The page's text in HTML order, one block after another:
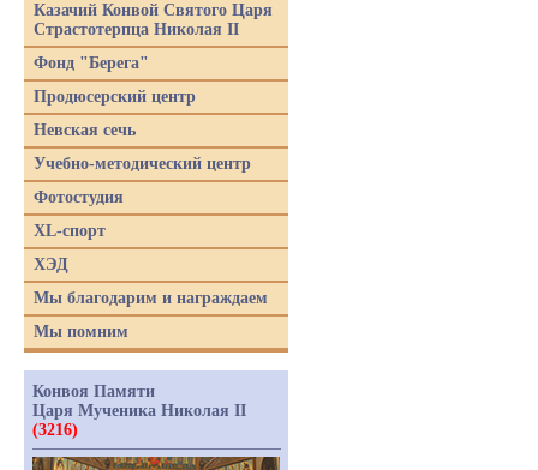
Казачий Конвой Святого Царя
Страстотерпца Николая II
Фонд "Берега"
Продюсерский центр
Невская сечь
Учебно-методический центр
Фотостудия
XL-спорт
ХЭД
Мы благодарим и награждаем
Мы помним
Конвоя Памяти
Царя Мученика Николая II
(3216)